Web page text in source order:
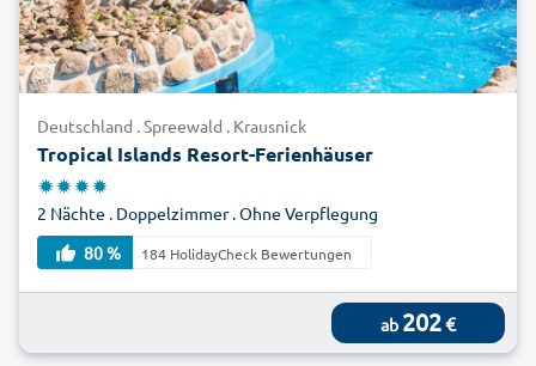
Deutschland . Spreewald . Krausnick
Tropical Islands Resort-Ferienhäuser
2 Nächte . Doppelzimmer . Ohne Verpflegung
80 %
184 HolidayCheck Bewertungen
ab 202€